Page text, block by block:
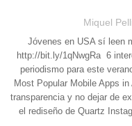
Miquel
Jóvenes en USA sí leen
http://bit.ly/1qNwgRa 6
periodismo para este
Most Popular Mobile Apps
transparencia y no dejar de
el rediseño de Quartz